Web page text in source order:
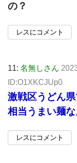
の？
レスにコメント
11: 名無しさん
ID:O1XKCJUp0
激戦区うどん
相当うまい麺
レスにコメント